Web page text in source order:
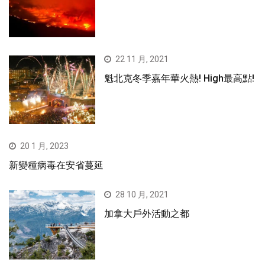
22 11 月, 2021
魁北克冬季嘉年華火熱! High最高點!
20 1 月, 2023
新變種病毒在安省蔓延
28 10 月, 2021
加拿大戶外活動之都